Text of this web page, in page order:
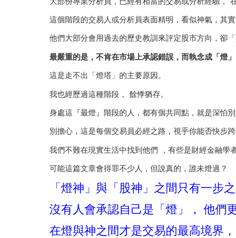
這個階段的交易人或分析員表面精明，看似神氣，其
他們大部分會用過去的歷史教訓來評定股市方向，卻
最嚴重的是，不肯在市場上承認錯誤，而執念成「燈」
這是走不出「燈塔」的主要原因。
我也經歷過這種階段， 餘悸猶存。
身處這『最燈』階段的人，都有個共同點，就是深怕
別擔心，這是每個交易員必經之路，視乎你能否快步跨
我們不難在現實生活中找到他們 ，有些是財經金融學
可能這篇文章會得罪不少人，但說真的，誰未燈過？
「燈神」與「股神」之間只有一步
沒有人會承認自己是「燈」， 他們
在燈與神之間才是交易的最高境界，